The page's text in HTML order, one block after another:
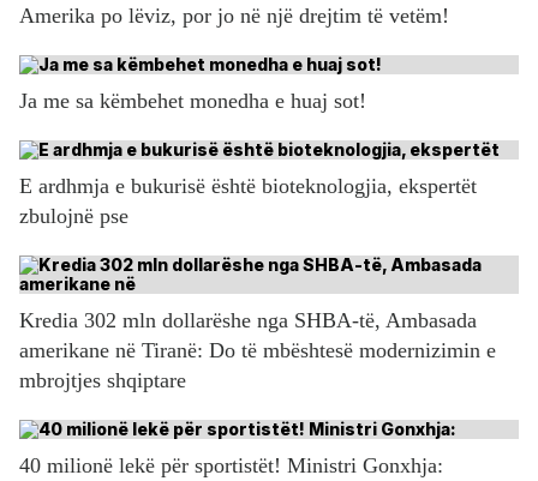
Amerika po lëviz, por jo në një drejtim të vetëm!
Ja me sa këmbehet monedha e huaj sot!
E ardhmja e bukurisë është bioteknologjia, ekspertët
zbulojnë pse
Kredia 302 mln dollarëshe nga SHBA-të, Ambasada
amerikane në Tiranë: Do të mbështesë modernizimin e
mbrojtjes shqiptare
40 milionë lekë për sportistët! Ministri Gonxhja: